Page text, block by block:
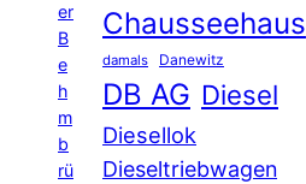
er
B
e
h
m
b
rü
Chausseehaus
damals Danewitz
DB AG Diesel
Diesellok
Dieseltriebwagen